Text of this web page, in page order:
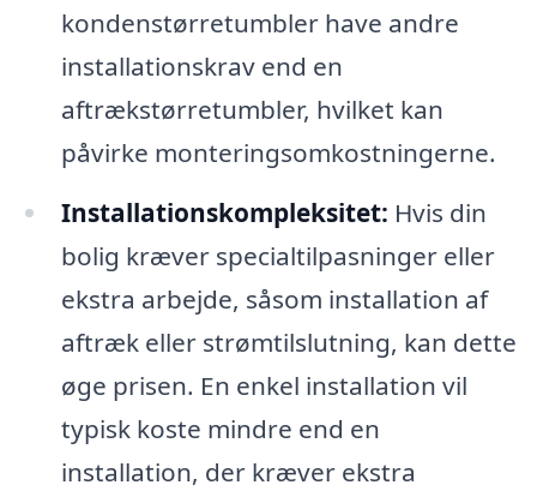
kondenstørretumbler have andre
installationskrav end en
aftrækstørretumbler, hvilket kan
påvirke monteringsomkostningerne.
Installationskompleksitet: Hvis din
bolig kræver specialtilpasninger eller
ekstra arbejde, såsom installation af
aftræk eller strømtilslutning, kan dette
øge prisen. En enkel installation vil
typisk koste mindre end en
installation, der kræver ekstra